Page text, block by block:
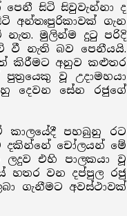
සිටි සිවුවැන්නා ද
අන්තඃපුරිකාවක් ගැන
මුලින්ම දුටු පරිදි
වී නැති බව පෙනීයයි.
කිරීමට අනුව කළුතර
වූ උදාමහයා
දෙවන සේන රජුගේ
කාලයේදී පහබුනු රට
දකින්නේ චෝලයන් මේ
එහි පාලකයා වූ
හතර වන දප්පුල රජු
ගැනීමට අවස්ථාවක්